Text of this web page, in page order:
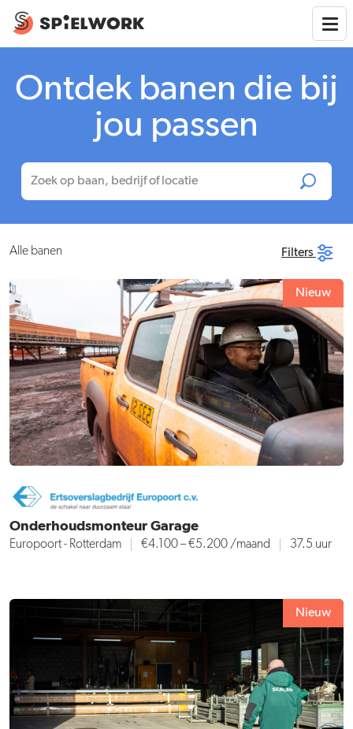
Ontdek banen die bij
jou passen
Alle banen Filters
Nieuw
Onderhoudsmonteur Garage
Europoort - Rotterdam €4.100 – €5.200 /maand 37.5 uur
Nieuw